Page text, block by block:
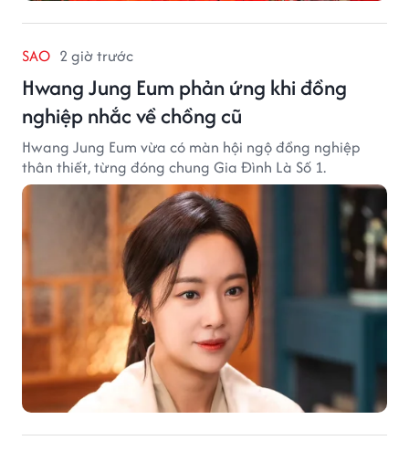
SAO 2 giờ trước
Hwang Jung Eum phản ứng khi đồng
nghiệp nhắc về chồng cũ
Hwang Jung Eum vừa có màn hội ngộ đồng nghiệp
thân thiết, từng đóng chung Gia Đình Là Số 1.